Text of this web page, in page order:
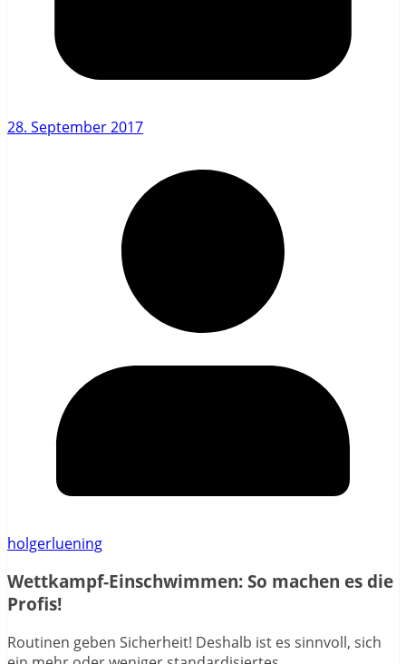
28. September 2017
holgerluening
Wettkampf-Einschwimmen: So machen es die
Profis!
Routinen geben Sicherheit! Deshalb ist es sinnvoll, sich